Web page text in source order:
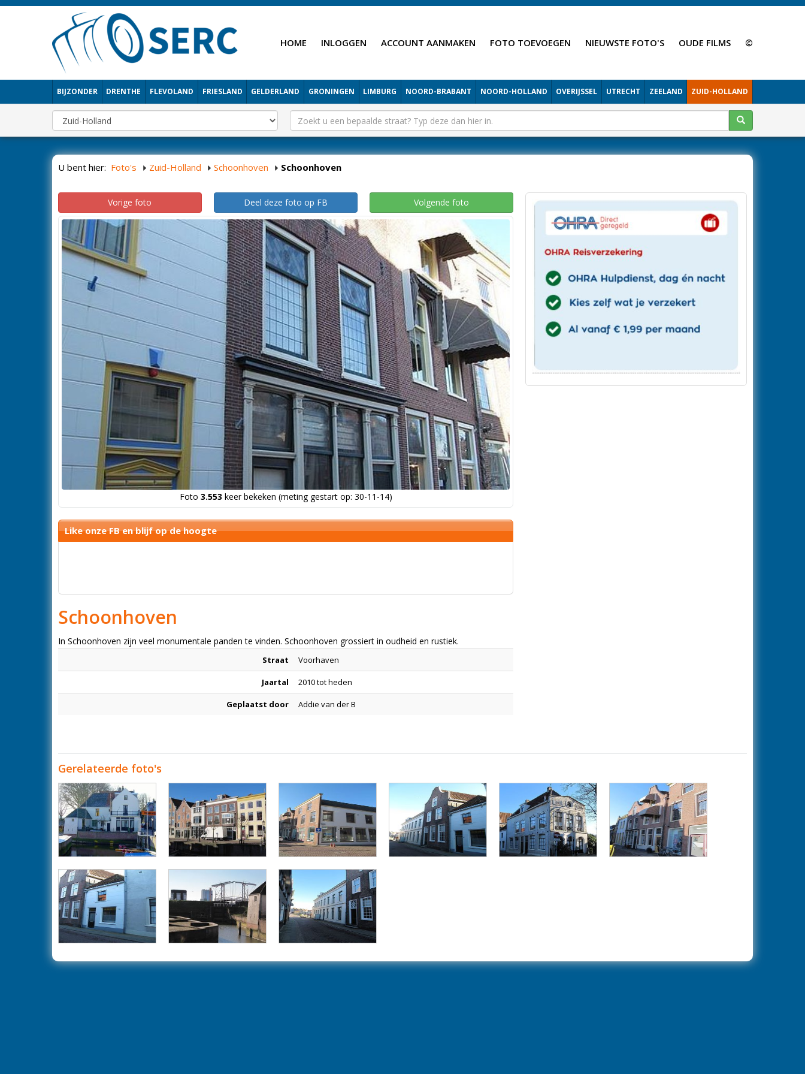
HOME INLOGGEN ACCOUNT AANMAKEN FOTO TOEVOEGEN NIEUWSTE FOTO'S OUDE FILMS ©
BIJZONDER DRENTHE FLEVOLAND FRIESLAND GELDERLAND GRONINGEN LIMBURG NOORD-BRABANT NOORD-HOLLAND OVERIJSSEL UTRECHT ZEELAND ZUID-HOLLAND
U bent hier: Foto's Zuid-Holland Schoonhoven Schoonhoven
Vorige foto Deel deze foto op FB Volgende foto
Foto 3.553 keer bekeken (meting gestart op: 30-11-14)
Like onze FB en blijf op de hoogte
Schoonhoven
In Schoonhoven zijn veel monumentale panden te vinden. Schoonhoven grossiert in oudheid en rustiek.
Straat Voorhaven
Jaartal 2010 tot heden
Geplaatst door Addie van der B
Gerelateerde foto's